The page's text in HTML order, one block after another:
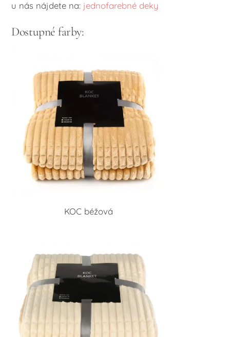
u nás nájdete na: jednofarebné deky
Dostupné farby:
KOC béžová